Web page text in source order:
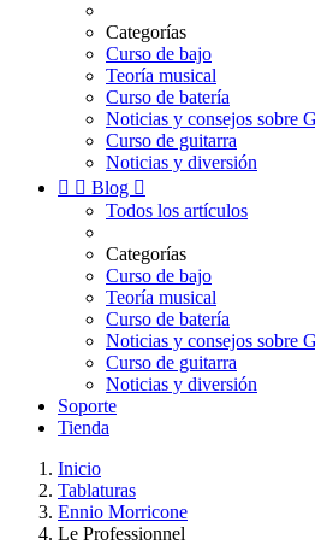
Categorías
Curso de bajo
Teoría musical
Curso de batería
Noticias y consejos sobre
Curso de guitarra
Noticias y diversión
  Blog 
Todos los artículos
Categorías
Curso de bajo
Teoría musical
Curso de batería
Noticias y consejos sobre
Curso de guitarra
Noticias y diversión
Soporte
Tienda
Inicio
Tablaturas
Ennio Morricone
Le Professionnel